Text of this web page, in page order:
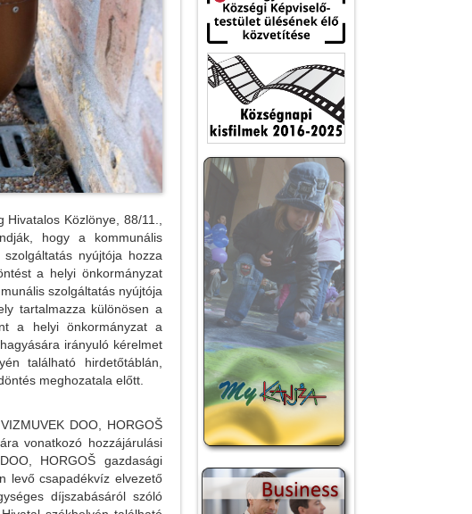
Közlönye, 88/11.,
hogy a kommunális
nyújtója hozza
a helyi önkormányzat
szolgáltatás nyújtója
tartalmazza különösen a
a helyi önkormányzat a
irányuló kérelmet
található hirdetőtáblán,
meghozatala előtt.
DOO, HORGOŠ
vonatkozó hozzájárulási
HORGOŠ gazdasági
levő csapadékvíz elvezető
díjszabásáról szóló